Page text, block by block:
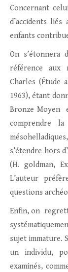
Concernant
d’accidents
enfants
On s’étonnera
référence aux
Charles (Étude
1963), étant
Bronze
comprendre
s’étendre hors
(H. goldman,
L’auteur
questions
Enfin, on
sujet immature.
un individu,
examinés,